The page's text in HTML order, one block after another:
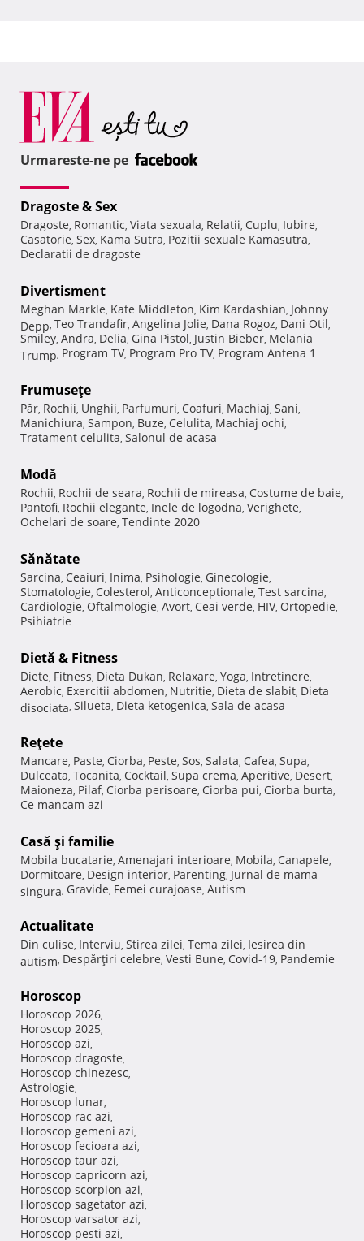
Urmareste-ne pe
Dragoste & Sex
Dragoste, Romantic, Viata sexuala, Relatii, Cuplu, Iubire,
Casatorie, Sex, Kama Sutra, Pozitii sexuale Kamasutra,
Declaratii de dragoste
Divertisment
Meghan Markle, Kate Middleton, Kim Kardashian, Johnny
Depp, Teo Trandafir, Angelina Jolie, Dana Rogoz, Dani Otil,
Smiley, Andra, Delia, Gina Pistol, Justin Bieber, Melania
Trump, Program TV, Program Pro TV, Program Antena 1
Frumuseţe
Păr, Rochii, Unghii, Parfumuri, Coafuri, Machiaj, Sani,
Manichiura, Sampon, Buze, Celulita, Machiaj ochi,
Tratament celulita, Salonul de acasa
Modă
Rochii, Rochii de seara, Rochii de mireasa, Costume de baie,
Pantofi, Rochii elegante, Inele de logodna, Verighete,
Ochelari de soare, Tendinte 2020
Sănătate
Sarcina, Ceaiuri, Inima, Psihologie, Ginecologie,
Stomatologie, Colesterol, Anticonceptionale, Test sarcina,
Cardiologie, Oftalmologie, Avort, Ceai verde, HIV, Ortopedie,
Psihiatrie
Dietă & Fitness
Diete, Fitness, Dieta Dukan, Relaxare, Yoga, Intretinere,
Aerobic, Exercitii abdomen, Nutritie, Dieta de slabit, Dieta
disociata, Silueta, Dieta ketogenica, Sala de acasa
Reţete
Mancare, Paste, Ciorba, Peste, Sos, Salata, Cafea, Supa,
Dulceata, Tocanita, Cocktail, Supa crema, Aperitive, Desert,
Maioneza, Pilaf, Ciorba perisoare, Ciorba pui, Ciorba burta,
Ce mancam azi
Casă şi familie
Mobila bucatarie, Amenajari interioare, Mobila, Canapele,
Dormitoare, Design interior, Parenting, Jurnal de mama
singura, Gravide, Femei curajoase, Autism
Actualitate
Din culise, Interviu, Stirea zilei, Tema zilei, Iesirea din
autism, Despărţiri celebre, Vesti Bune, Covid-19, Pandemie
Horoscop
Horoscop 2026,
Horoscop 2025,
Horoscop azi,
Horoscop dragoste,
Horoscop chinezesc,
Astrologie,
Horoscop lunar,
Horoscop rac azi,
Horoscop gemeni azi,
Horoscop fecioara azi,
Horoscop taur azi,
Horoscop capricorn azi,
Horoscop scorpion azi,
Horoscop sagetator azi,
Horoscop varsator azi,
Horoscop pesti azi,